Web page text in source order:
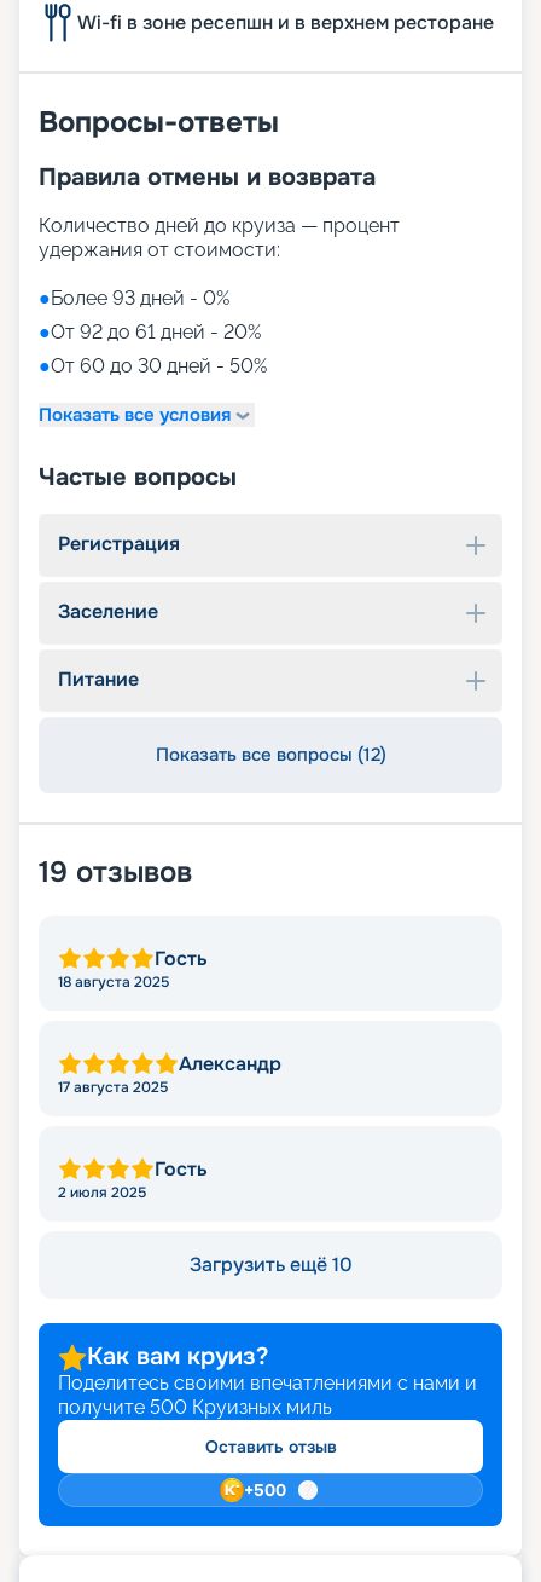
Wi-fi в зоне ресепшн и в верхнем ресторане
Вопросы-ответы
Правила отмены и возврата
Количество дней до круиза — процент
удержания от стоимости:
●Более 93 дней - 0%
●От 92 до 61 дней - 20%
●От 60 до 30 дней - 50%
Показать все условия
Частые вопросы
Регистрация
Заселение
Питание
Показать все вопросы (12)
19 отзывов
Гость
18 августа 2025
Александр
17 августа 2025
Гость
2 июля 2025
Загрузить ещё 10
Как вам круиз?
Поделитесь своими впечатлениями с нами и
получите 500 Круизных миль
Оставить отзыв
+500